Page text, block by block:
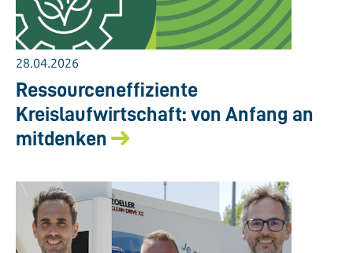
28.04.2026
Ressourceneffiziente
Kreislaufwirtschaft: von Anfang an
mitdenken